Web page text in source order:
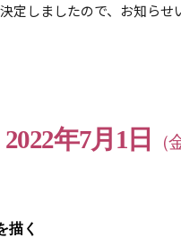
定しましたので、お知らせ
2022年7月1日 （
描く